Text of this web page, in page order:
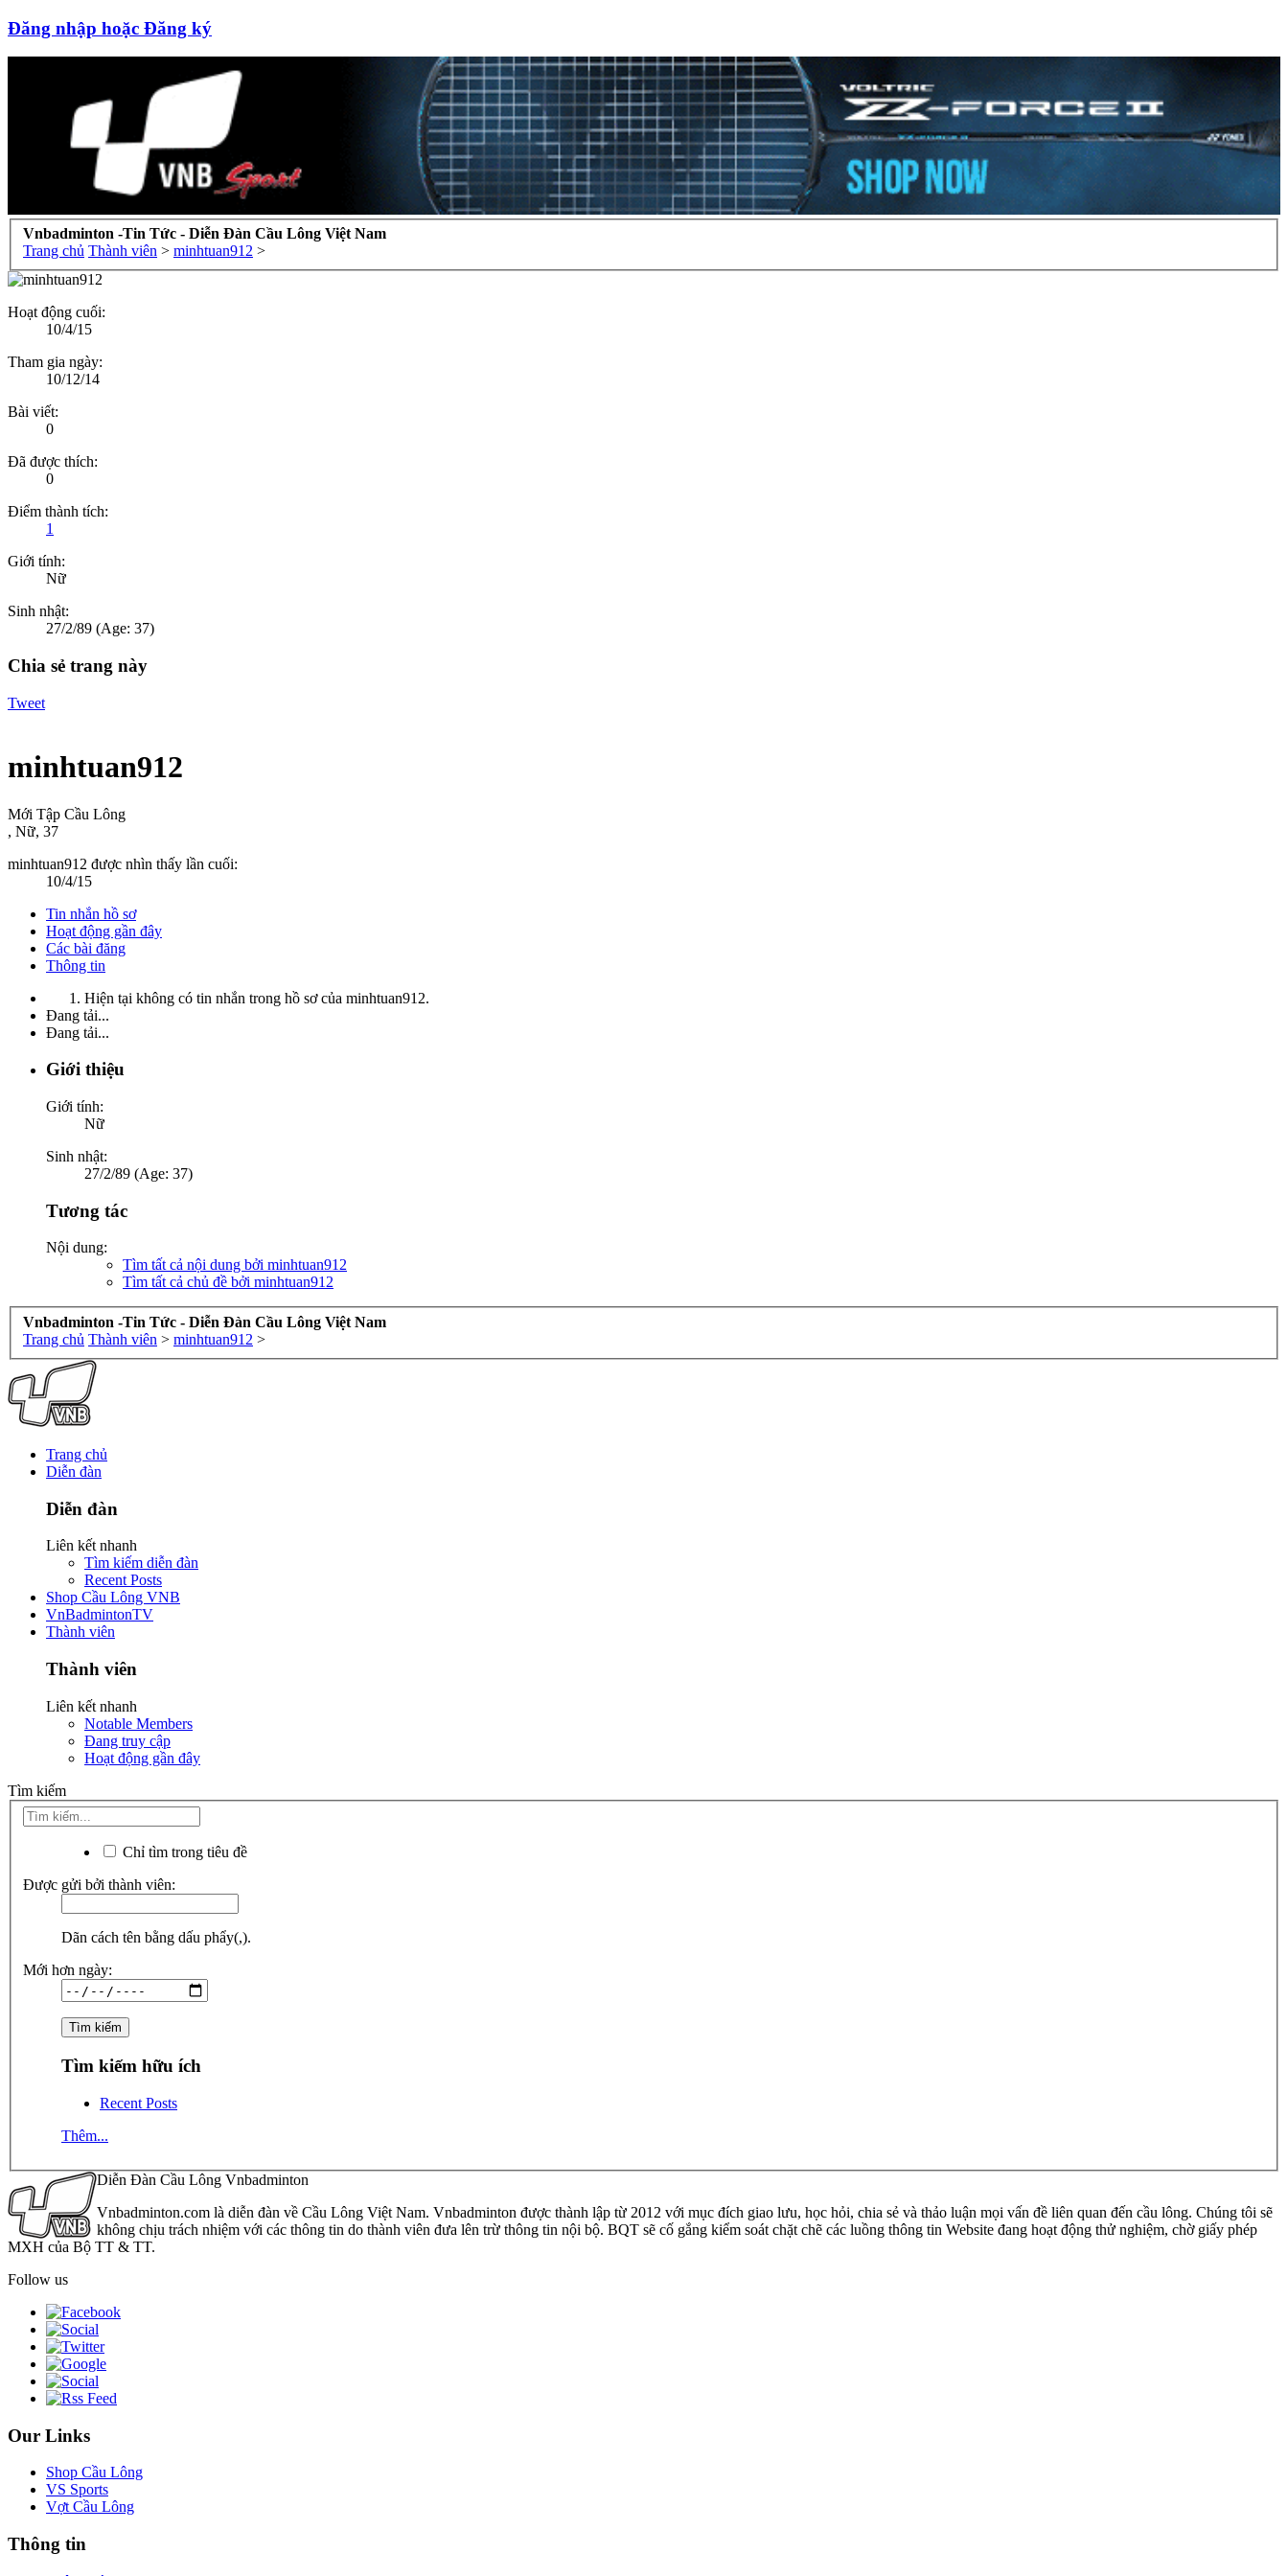
Đăng nhập hoặc Đăng ký
Vnbadminton -Tin Tức - Diễn Đàn Cầu Lông Việt Nam
Trang chủ Thành viên > minhtuan912 >
Hoạt động cuối:
10/4/15
Tham gia ngày:
10/12/14
Bài viết:
0
Đã được thích:
0
Điểm thành tích:
1
Giới tính:
Nữ
Sinh nhật:
27/2/89 (Age: 37)
Chia sẻ trang này
Tweet
minhtuan912
Mới Tập Cầu Lông
, Nữ, 37
minhtuan912 được nhìn thấy lần cuối:
10/4/15
Tin nhắn hồ sơ
Hoạt động gần đây
Các bài đăng
Thông tin
Hiện tại không có tin nhắn trong hồ sơ của minhtuan912.
Đang tải...
Đang tải...
Giới thiệu
Giới tính:
Nữ
Sinh nhật:
27/2/89 (Age: 37)
Tương tác
Nội dung:
Tìm tất cả nội dung bởi minhtuan912
Tìm tất cả chủ đề bởi minhtuan912
Vnbadminton -Tin Tức - Diễn Đàn Cầu Lông Việt Nam
Trang chủ Thành viên > minhtuan912 >
Trang chủ
Diễn đàn
Diễn đàn
Liên kết nhanh
Tìm kiếm diễn đàn
Recent Posts
Shop Cầu Lông VNB
VnBadmintonTV
Thành viên
Thành viên
Liên kết nhanh
Notable Members
Đang truy cập
Hoạt động gần đây
Tìm kiếm
Chỉ tìm trong tiêu đề
Được gửi bởi thành viên:
Dãn cách tên bằng dấu phẩy(,).
Mới hơn ngày:
Tìm kiếm hữu ích
Recent Posts
Thêm...
Diễn Đàn Cầu Lông Vnbadminton
Vnbadminton.com là diễn đàn về Cầu Lông Việt Nam. Vnbadminton được thành lập từ 2012 với mục đích giao lưu, học hỏi, chia sẻ và thảo luận mọi vấn đề liên quan đến cầu lông. Chúng tôi sẽ
không chịu trách nhiệm với các thông tin do thành viên đưa lên trừ thông tin nội bộ. BQT sẽ cố gắng kiểm soát chặt chẽ các luồng thông tin Website đang hoạt động thử nghiệm, chờ giấy phép
MXH của Bộ TT & TT.
Follow us
Our Links
Shop Cầu Lông
VS Sports
Vợt Cầu Lông
Thông tin